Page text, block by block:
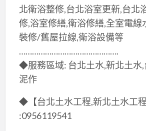
北衛浴整修,台北浴室更新,台北
修,浴室修繕,衛浴修繕,全室電線
裝修/舊屋拉線,衛浴設備等
……………………………………….
◆服務區域: 台北土水,新北土水,
泥作
◆【台北土水工程,新北土水工程
:0956119541